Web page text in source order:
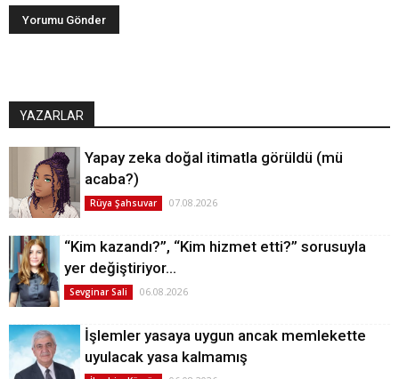
YAZARLAR
Yapay zeka doğal itimatla görüldü (mü
acaba?)
Rüya Şahsuvar 07.08.2026
“Kim kazandı?”, “Kim hizmet etti?” sorusuyla
yer değiştiriyor…
Sevginar Sali 06.08.2026
İşlemler yasaya uygun ancak memlekette
uyulacak yasa kalmamış